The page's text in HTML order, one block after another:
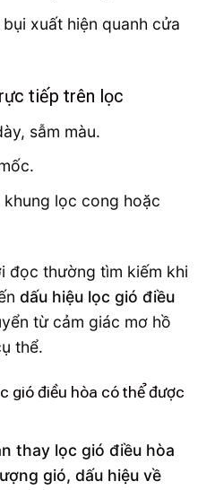
xuất hiện quanh cửa
tiếp trên lọc
sẫm màu.
lọc cong hoặc
đọc thường tìm kiếm khi
dấu hiệu lọc gió điều
từ cảm giác mơ hồ
thể.
gió điều hòa có thể được
thay lọc gió điều hòa
gió, dấu hiệu về